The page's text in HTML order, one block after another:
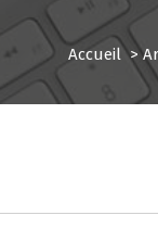
Accueil>